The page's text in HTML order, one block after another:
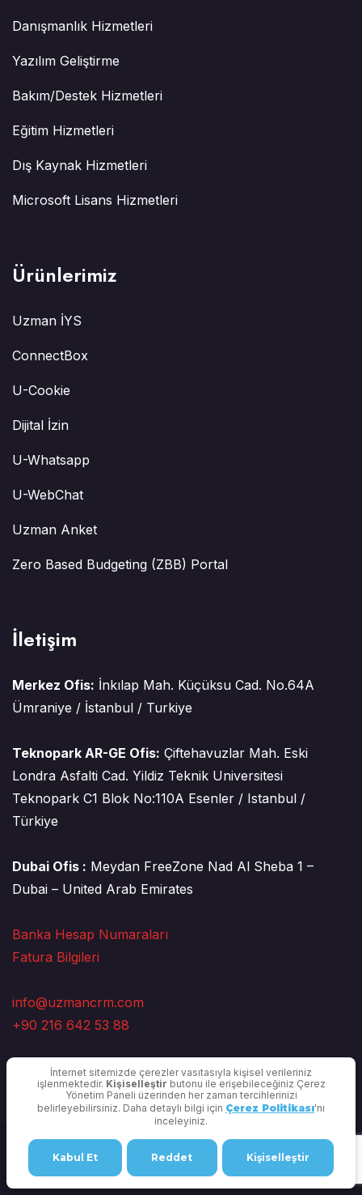
Danışmanlık Hizmetleri
Yazılım Geliştirme
Bakım/Destek Hizmetleri
Eğitim Hizmetleri
Dış Kaynak Hizmetleri
Microsoft Lisans Hizmetleri
Ürünlerimiz
Uzman İYS
ConnectBox
U-Cookie
Dijital İzin
U-Whatsapp
U-WebChat
Uzman Anket
Zero Based Budgeting (ZBB) Portal
İletişim
Merkez Ofis: İnkılap Mah. Küçüksu Cad. No.64A
Ümraniye / İstanbul / Turkiye
Teknopark AR-GE Ofis: Çiftehavuzlar Mah. Eski
Londra Asfalti Cad. Yildiz Teknik Universitesi
Teknopark C1 Blok No:110A Esenler / Istanbul /
Türkiye
Dubai Ofis : Meydan FreeZone Nad Al Sheba 1 –
Dubai – United Arab Emirates
Banka Hesap Numaraları
Fatura Bilgileri
info@uzmancrm.com
+90 216 642 53 88
Copyright © 2025 Uzman CRM | Gizlilik Politikası
İnternet sitemizde çerezler vasıtasıyla kişisel verileriniz
işlenmektedir. Kişiselleştir butonu ile erişebileceğiniz Çerez
Yönetim Paneli üzerinden her zaman tercihlerinizi
belirleyebilirsiniz. Daha detaylı bilgi için Çerez Politikası'nı
inceleyiniz.
Kabul Et Reddet Kişiselleştir